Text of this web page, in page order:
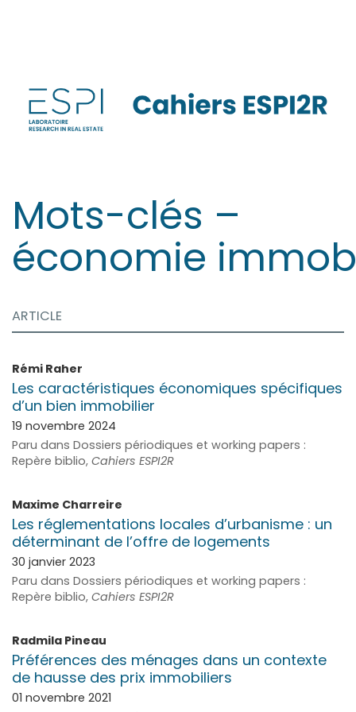
contenu
Mots-clés –
économie
ARTICLE
Rémi Raher
Les caractéristiques économiques spécifiques
d’un bien immobilier
19 novembre 2024
Paru dans Dossiers périodiques et working papers :
Repère biblio, Cahiers ESPI2R
Maxime Charreire
Les réglementations locales d’urbanisme : un
déterminant de l’offre de logements
30 janvier 2023
Paru dans Dossiers périodiques et working papers :
Repère biblio, Cahiers ESPI2R
Radmila Pineau
Préférences des ménages dans un contexte
de hausse des prix immobiliers
01 novembre 2021